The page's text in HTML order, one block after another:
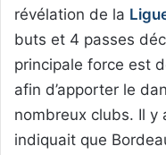
révélation de la
buts et 4 passes
principale force est
afin d’apporter le
nombreux clubs. Il y
indiquait que